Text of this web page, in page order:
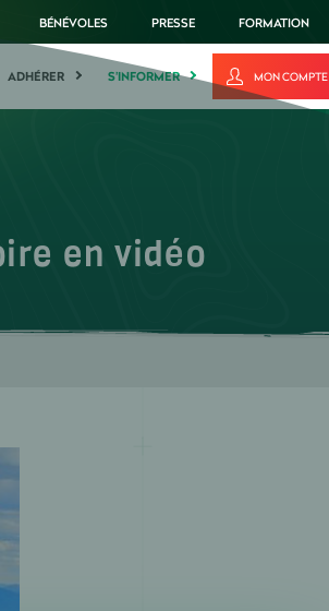
BÉNÉVOLES PRESSE FORMATION
ADHÉRER S'INFORMER MON COMPTE
en vidéo